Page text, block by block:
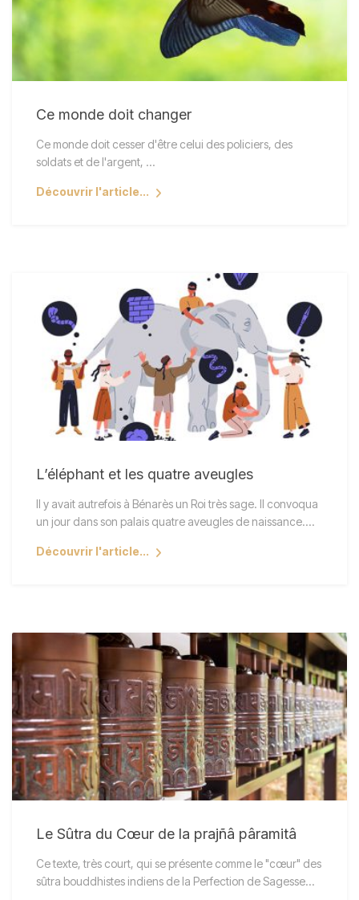
Ce monde doit changer
Ce monde doit cesser d'être celui des policiers, des
soldats et de l'argent, ...
Découvrir l'article...
L’éléphant et les quatre aveugles
Il y avait autrefois à Bénarès un Roi très sage. Il convoqua
un jour dans son palais quatre aveugles de naissance.…
Découvrir l'article...
Le Sûtra du Cœur de la prajñâ pâramitâ
Ce texte, très court, qui se présente comme le "cœur" des
sûtra bouddhistes indiens de la Perfection de Sagesse…